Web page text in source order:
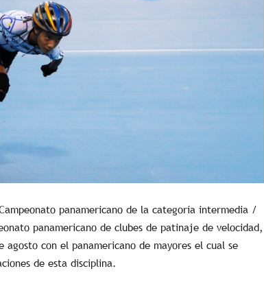
panamericano de la categoría intermedia /
panamericano de clubes de patinaje de velocidad,
con el panamericano de mayores el cual se
de esta disciplina.